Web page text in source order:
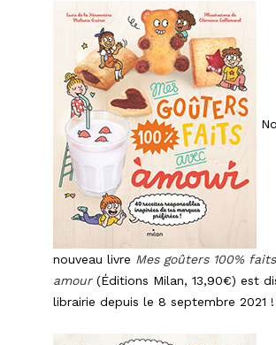
nouveau livre Mes goûters 100%
amour(Éditions Milan, 13,90€) est
librairie depuis le 8 septembre 2021 !